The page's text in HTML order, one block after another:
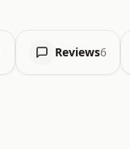
Reviews6